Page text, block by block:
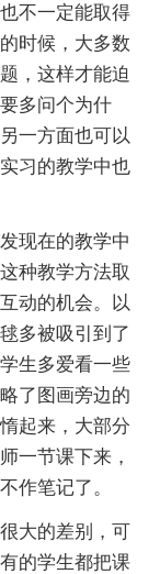
不一定能取得
时候，大多数
，这样才能迫
多问个为什
一方面也可以
习的教学中也
现在的教学中
种教学方法取
动的机会。以
多被吸引到了
生多爱看一些
了图画旁边的
起来，大部分
一节课下来，
作笔记了。
大的差别，可
的学生都把课